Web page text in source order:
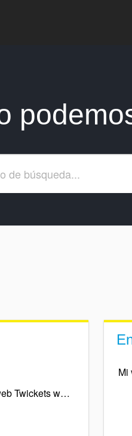
Estoy intentando comprar entradas y en la web Twickets website aparece código de error 5